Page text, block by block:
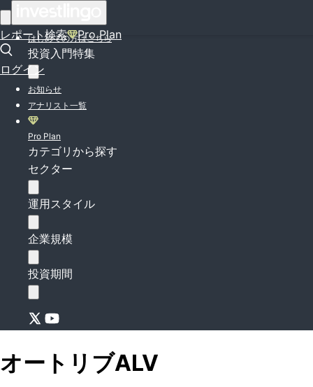
レポート検索 Pro Plan
ログイン
はじめての方はこちら
投資入門特集
お知らせ
アナリスト一覧
Pro Plan
カテゴリから探す
セクター
運用スタイル
企業規模
投資期間
オートリブALV